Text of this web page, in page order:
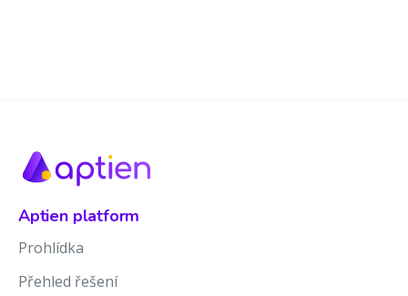
Aptien platform
Prohlídka
Přehled řešení